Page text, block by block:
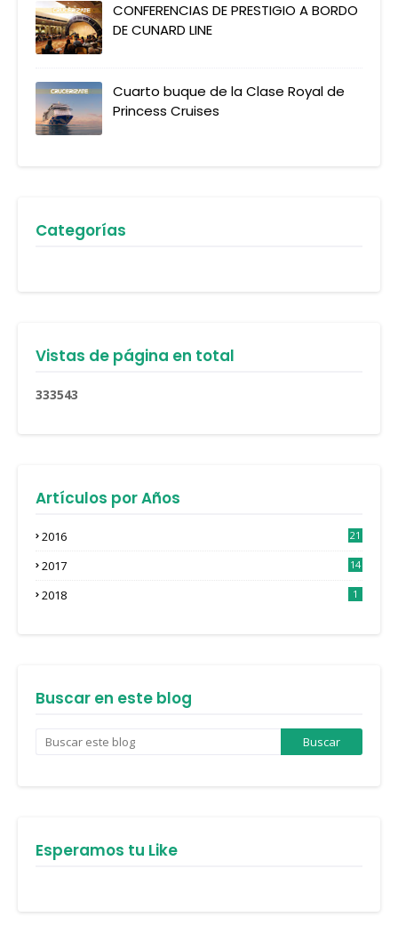
CONFERENCIAS DE PRESTIGIO A BORDO
DE CUNARD LINE
Cuarto buque de la Clase Royal de
Princess Cruises
Categorías
Vistas de página en total
333543
Artículos por Años
2016
21
2017
14
2018 1
Buscar en este blog
Esperamos tu Like